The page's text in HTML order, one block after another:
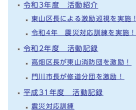
令和3年度 活動紹介
東山区長による激励巡視を実施！
令和4年 震災対応訓練を実施！
令和2年度 活動記録
高畑区長が東山消防団を激励！
門川市長が修道分団を激励！
平成31年度 活動記録
震災対応訓練